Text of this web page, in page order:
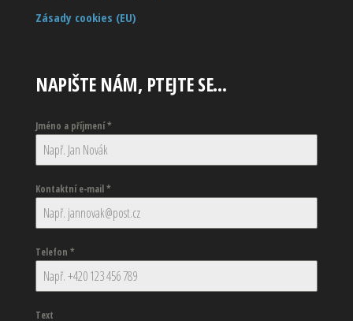
Zásady cookies (EU)
NAPIŠTE NÁM, PTEJTE SE…
Jméno a příjmení*
Kontaktní e-mail*
Telefon *
Text